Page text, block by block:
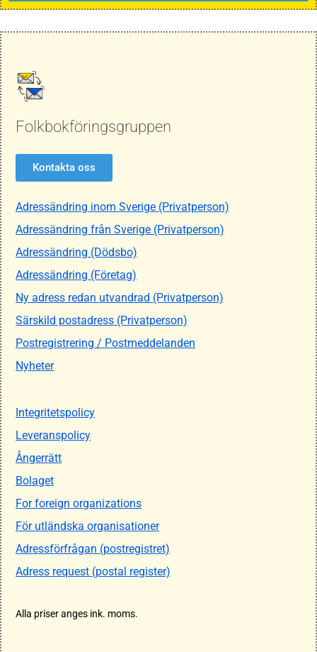
Folkbokföringsgruppen
Kontakta oss
Adressändring inom Sverige (Privatperson)
Adressändring från Sverige (Privatperson)
Adressändring (Dödsbo)
Adressändring (Företag)
Ny adress redan utvandrad (Privatperson)
Särskild postadress (Privatperson)
Postregistrering / Postmeddelanden
Nyheter
Integritetspolicy
Leveranspolicy
Ångerrätt
Bolaget
For foreign organizations
För utländska organisationer
Adressförfrågan (postregistret)
Adress request (postal register)
Alla priser anges ink. moms.